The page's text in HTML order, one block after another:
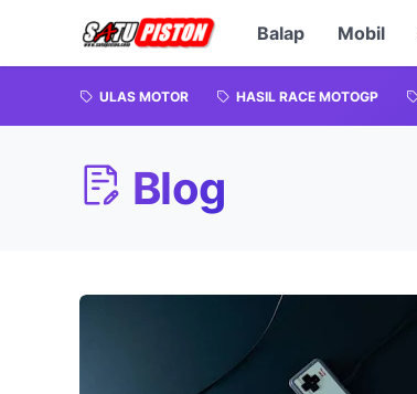
Balap Mobil
ULAS MOTOR HASIL RACE MOTOGP
Blog